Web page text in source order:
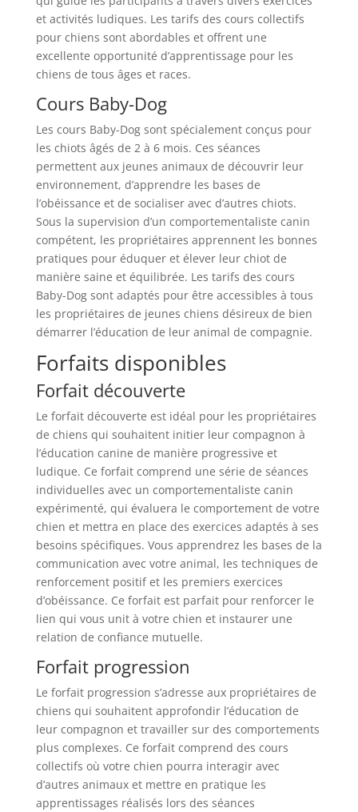
et activités ludiques. Les tarifs des cours collectifs
pour chiens sont abordables et offrent une
excellente opportunité d’apprentissage pour les
chiens de tous âges et races.
Cours Baby-Dog
Les cours Baby-Dog sont spécialement conçus pour
les chiots âgés de 2 à 6 mois. Ces séances
permettent aux jeunes animaux de découvrir leur
environnement, d’apprendre les bases de
l’obéissance et de socialiser avec d’autres chiots.
Sous la supervision d’un comportementaliste canin
compétent, les propriétaires apprennent les bonnes
pratiques pour éduquer et élever leur chiot de
manière saine et équilibrée. Les tarifs des cours
Baby-Dog sont adaptés pour être accessibles à tous
les propriétaires de jeunes chiens désireux de bien
démarrer l’éducation de leur animal de compagnie.
Forfaits disponibles
Forfait découverte
Le forfait découverte est idéal pour les propriétaires
de chiens qui souhaitent initier leur compagnon à
l’éducation canine de manière progressive et
ludique. Ce forfait comprend une série de séances
individuelles avec un comportementaliste canin
expérimenté, qui évaluera le comportement de votre
chien et mettra en place des exercices adaptés à ses
besoins spécifiques. Vous apprendrez les bases de la
communication avec votre animal, les techniques de
renforcement positif et les premiers exercices
d’obéissance. Ce forfait est parfait pour renforcer le
lien qui vous unit à votre chien et instaurer une
relation de confiance mutuelle.
Forfait progression
Le forfait progression s’adresse aux propriétaires de
chiens qui souhaitent approfondir l’éducation de
leur compagnon et travailler sur des comportements
plus complexes. Ce forfait comprend des cours
collectifs où votre chien pourra interagir avec
d’autres animaux et mettre en pratique les
apprentissages réalisés lors des séances